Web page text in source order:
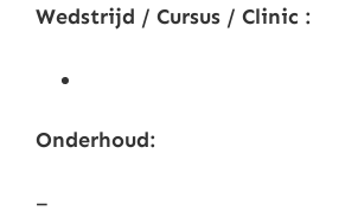
Wedstrijd / Cursus / Clinic :
Onderhoud:
–